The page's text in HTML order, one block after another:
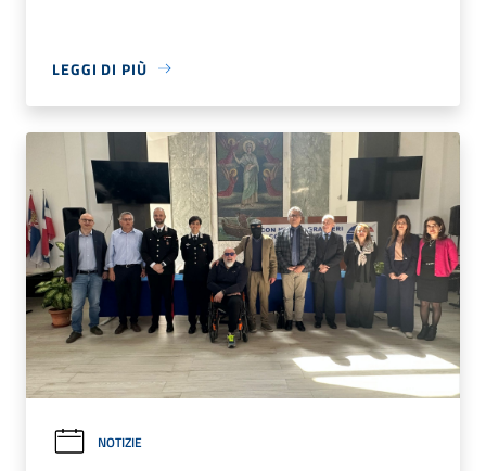
LEGGI DI PIÙ
NOTIZIE